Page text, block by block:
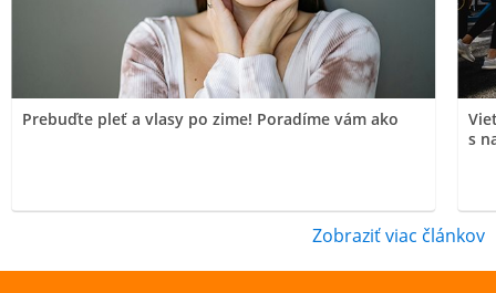
Prebuďte pleť a vlasy po zime! Poradíme vám ako
s
Zobraziť viac článkov